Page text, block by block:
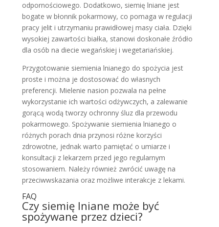
odpornościowego. Dodatkowo, siemię lniane jest
bogate w błonnik pokarmowy, co pomaga w regulacji
pracy jelit i utrzymaniu prawidłowej masy ciała. Dzięki
wysokiej zawartości białka, stanowi doskonałe źródło
dla osób na diecie wegańskiej i wegetariańskiej.
Przygotowanie siemienia lnianego do spożycia jest
proste i można je dostosować do własnych
preferencji. Mielenie nasion pozwala na pełne
wykorzystanie ich wartości odżywczych, a zalewanie
gorącą wodą tworzy ochronny śluz dla przewodu
pokarmowego. Spożywanie siemienia lnianego o
różnych porach dnia przynosi różne korzyści
zdrowotne, jednak warto pamiętać o umiarze i
konsultacji z lekarzem przed jego regularnym
stosowaniem. Należy również zwrócić uwagę na
przeciwwskazania oraz możliwe interakcje z lekami.
FAQ
Czy siemię lniane może być
spożywane przez dzieci?